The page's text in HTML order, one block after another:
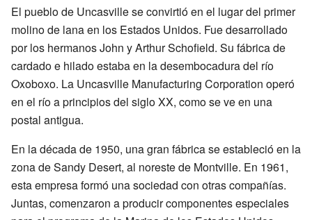
El pueblo de Uncasville se convirtió en el lugar del primer
molino de lana en los Estados Unidos. Fue desarrollado
por los hermanos John y Arthur Schofield. Su fábrica de
cardado e hilado estaba en la desembocadura del río
Oxoboxo. La Uncasville Manufacturing Corporation operó
en el río a principios del siglo XX, como se ve en una
postal antigua.
En la década de 1950, una gran fábrica se estableció en la
zona de Sandy Desert, al noreste de Montville. En 1961,
esta empresa formó una sociedad con otras compañías.
Juntas, comenzaron a producir componentes especiales